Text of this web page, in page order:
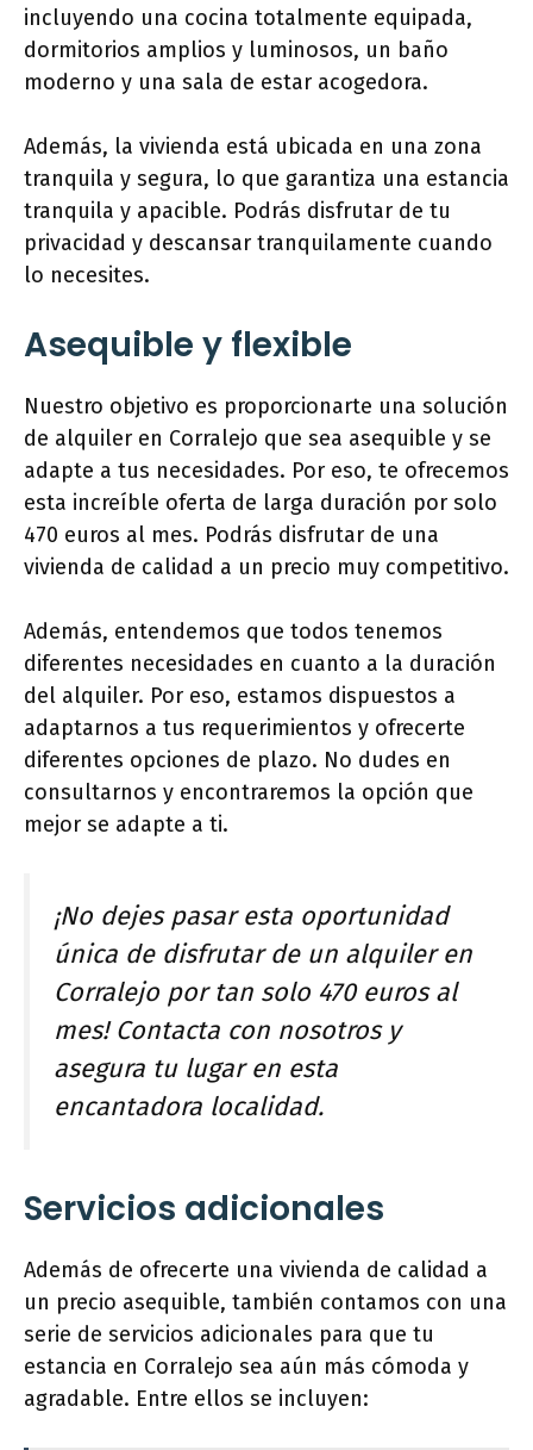
incluyendo una cocina totalmente equipada,
dormitorios amplios y luminosos, un baño
moderno y una sala de estar acogedora.
Además, la vivienda está ubicada en una zona
tranquila y segura, lo que garantiza una estancia
tranquila y apacible. Podrás disfrutar de tu
privacidad y descansar tranquilamente cuando
lo necesites.
Asequible y flexible
Nuestro objetivo es proporcionarte una solución
de alquiler en Corralejo que sea asequible y se
adapte a tus necesidades. Por eso, te ofrecemos
esta increíble oferta de larga duración por solo
470 euros al mes. Podrás disfrutar de una
vivienda de calidad a un precio muy competitivo.
Además, entendemos que todos tenemos
diferentes necesidades en cuanto a la duración
del alquiler. Por eso, estamos dispuestos a
adaptarnos a tus requerimientos y ofrecerte
diferentes opciones de plazo. No dudes en
consultarnos y encontraremos la opción que
mejor se adapte a ti.
¡No dejes pasar esta oportunidad
única de disfrutar de un alquiler en
Corralejo por tan solo 470 euros al
mes! Contacta con nosotros y
asegura tu lugar en esta
encantadora localidad.
Servicios adicionales
Además de ofrecerte una vivienda de calidad a
un precio asequible, también contamos con una
serie de servicios adicionales para que tu
estancia en Corralejo sea aún más cómoda y
agradable. Entre ellos se incluyen: